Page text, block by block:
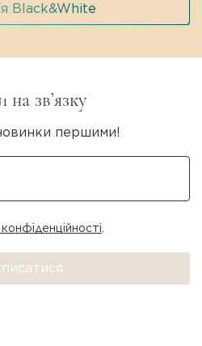
Black&White
зв’язку
першими!
.